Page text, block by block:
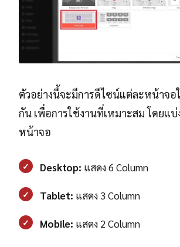
ตัวอย่างนี้จะมีการดีไซน์แต่ละหน้าจอ
กัน เพื่อการใช้งานที่เหมาะสม โดยแ
หน้าจอ
✓ Desktop: แสดง 6 Column
✓ Tablet: แสดง 3 Column
✓ Mobile: แสดง 2 Column